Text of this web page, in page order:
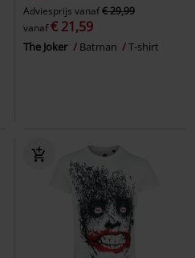
Adviesprijs vanaf€ 29,99
vanaf€ 21,59
The Joker Batman T-shirt